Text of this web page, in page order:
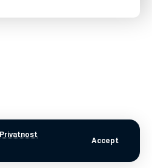
Privatnost
Accept